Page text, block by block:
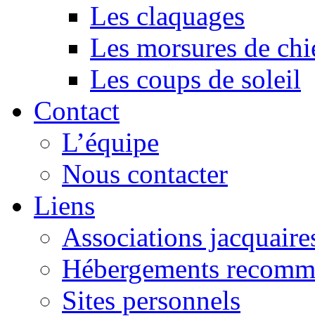
Les claquages
Les morsures de
Les coups de soleil
Contact
L’équipe
Nous contacter
Liens
Associations
Hébergements
Sites personnels